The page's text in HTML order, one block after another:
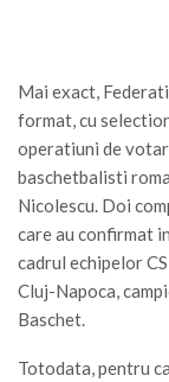
Mai exact,
format, cu
operatiuni de
baschetbalisti
Nicolescu. Doi
care au confirmat
cadrul echipelor
Cluj-Napoca,
Baschet.
Totodata, pentru